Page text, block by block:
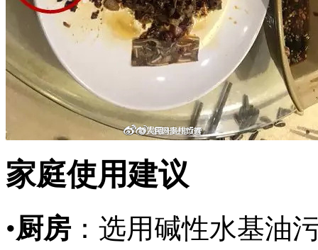
家庭使用建议
•厨房：选用碱性水基油